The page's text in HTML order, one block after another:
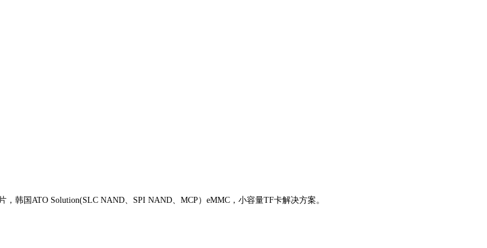
韩国ATO Solution(SLC NAND、SPI NAND、MCP）eMMC，小容量TF卡解决方案。